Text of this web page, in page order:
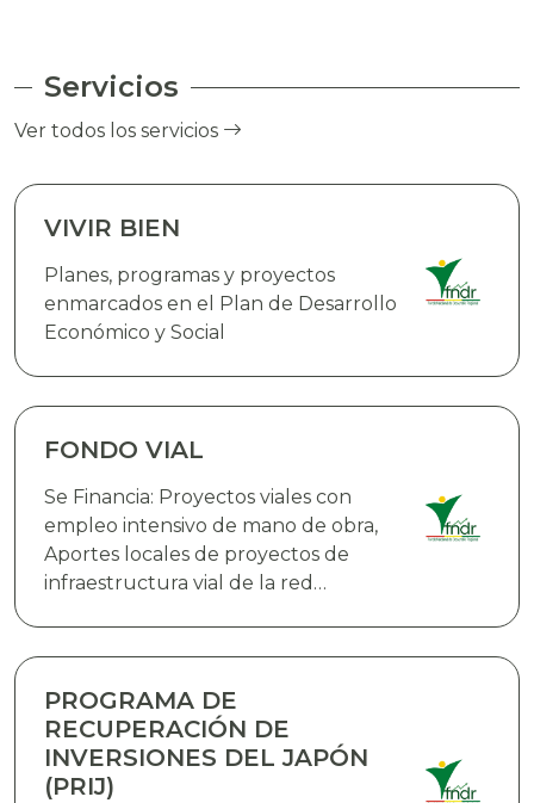
Servicios
Ver todos los servicios
VIVIR BIEN
Planes, programas y proyectos
enmarcados en el Plan de Desarrollo
Económico y Social
FONDO VIAL
Se Financia: Proyectos viales con
empleo intensivo de mano de obra,
Aportes locales de proyectos de
infraestructura vial de la red
vial en rutas urbanas e interurbanas,
Infraestructura aeroportuaria y
equipamiento, Adquisición de bienes
PROGRAMA DE
RECUPERACIÓN DE
INVERSIONES DEL JAPÓN
(PRIJ)